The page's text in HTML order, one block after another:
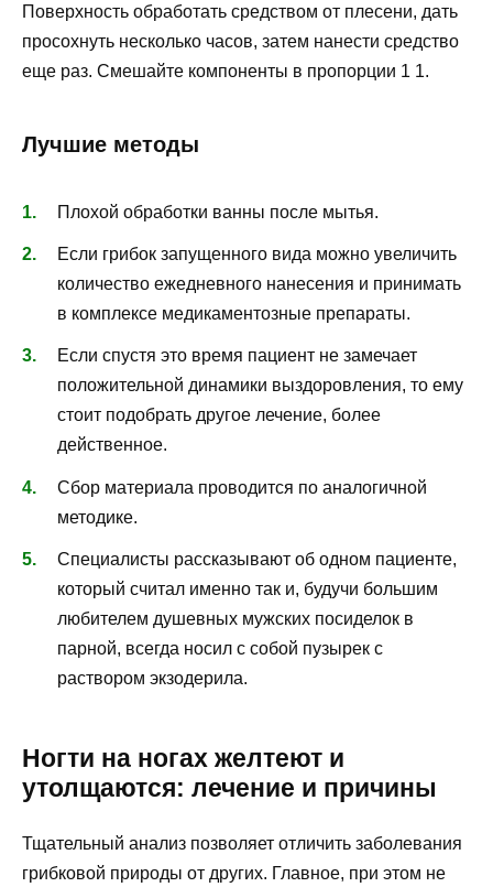
Поверхность обработать средством от плесени, дать
просохнуть несколько часов, затем нанести средство
еще раз. Смешайте компоненты в пропорции 1 1.
Лучшие методы
Плохой обработки ванны после мытья.
Если грибок запущенного вида можно увеличить
количество ежедневного нанесения и принимать
в комплексе медикаментозные препараты.
Если спустя это время пациент не замечает
положительной динамики выздоровления, то ему
стоит подобрать другое лечение, более
действенное.
Сбор материала проводится по аналогичной
методике.
Специалисты рассказывают об одном пациенте,
который считал именно так и, будучи большим
любителем душевных мужских посиделок в
парной, всегда носил с собой пузырек с
раствором экзодерила.
Ногти на ногах желтеют и
утолщаются: лечение и причины
Тщательный анализ позволяет отличить заболевания
грибковой природы от других. Главное, при этом не